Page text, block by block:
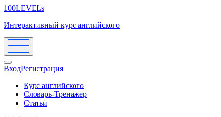
100LEVELs
Интерактивный курс английского
ВходРегистрация
Курс английского
Словарь-Тренажер
Статьи